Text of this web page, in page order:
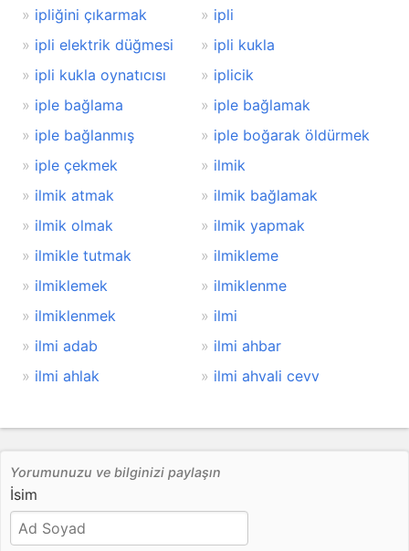
ipliğini çıkarmak
ipli
ipli elektrik düğmesi
ipli kukla
ipli kukla oynatıcısı
iplicik
iple bağlama
iple bağlamak
iple bağlanmış
iple boğarak öldürmek
iple çekmek
ilmik
ilmik atmak
ilmik bağlamak
ilmik olmak
ilmik yapmak
ilmikle tutmak
ilmikleme
ilmiklemek
ilmiklenme
ilmiklenmek
ilmi
ilmi adab
ilmi ahbar
ilmi ahlak
ilmi ahvali cevv
Yorumunuzu ve bilginizi paylaşın
İsim